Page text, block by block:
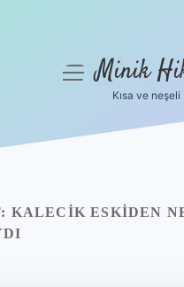
menüyüMinik
Kısa ve
KALECIK ESKIDEN